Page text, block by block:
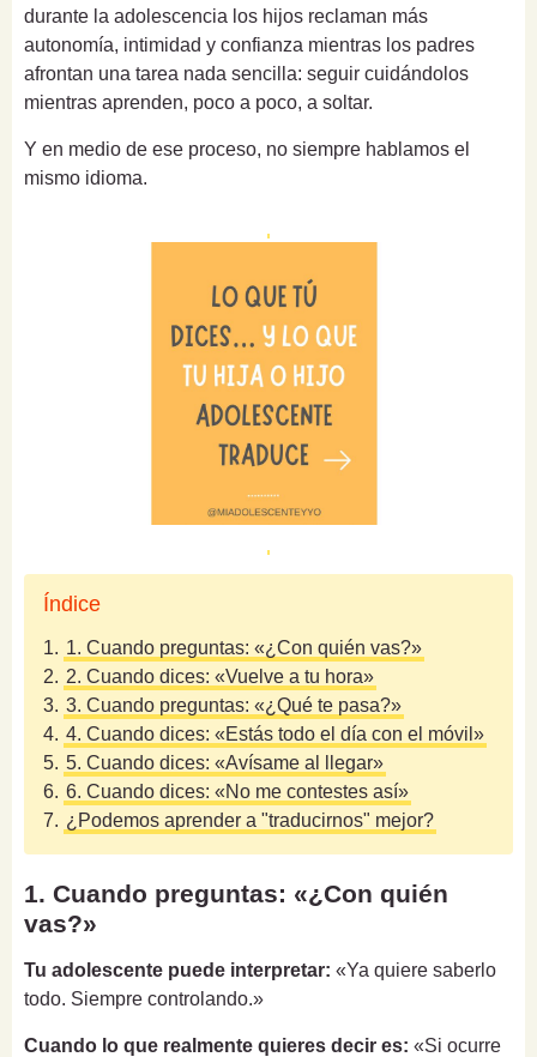
durante la adolescencia los hijos reclaman más
autonomía, intimidad y confianza mientras los padres
afrontan una tarea nada sencilla: seguir cuidándolos
mientras aprenden, poco a poco, a soltar.
Y en medio de ese proceso, no siempre hablamos el
mismo idioma.
Índice
1. 1. Cuando preguntas: «¿Con quién vas?»
2. 2. Cuando dices: «Vuelve a tu hora»
3. 3. Cuando preguntas: «¿Qué te pasa?»
4. 4. Cuando dices: «Estás todo el día con el móvil»
5. 5. Cuando dices: «Avísame al llegar»
6. 6. Cuando dices: «No me contestes así»
7. ¿Podemos aprender a "traducirnos" mejor?
1. Cuando preguntas: «¿Con quién
vas?»
Tu adolescente puede interpretar: «Ya quiere saberlo
todo. Siempre controlando.»
Cuando lo que realmente quieres decir es: «Si ocurre